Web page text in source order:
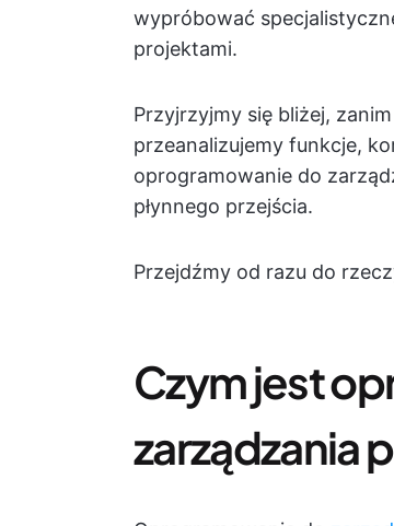
wypróbować
projektami.
Przyjrzyjmy się bliżej,
przeanalizujemy funkcje,
oprogramowanie do
płynnego przejścia.
Przejdźmy od razu do
Czym jest
zarządzania